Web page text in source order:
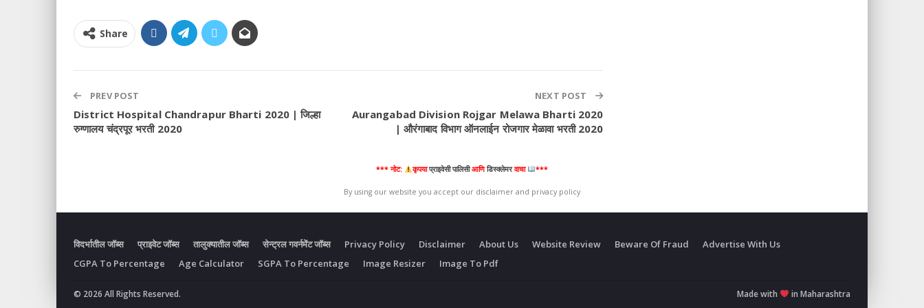
Share
PREV POST
District Hospital Chandrapur Bharti 2020 | जिल्हा
रुग्णालय चंद्रपूर भरती 2020
NEXT POST
Aurangabad Division Rojgar Melawa Bharti 2020
| औरंगाबाद विभाग ऑनलाईन रोजगार मेळावा भरती 2020
*** नोट: कृपयाप्राइवेसी पालिसीआणिडिस्क्लेमर वाचा ***
By using our website you accept our disclaimer and privacy policy
विदर्भातील जॉब्स प्राइवेट जॉब्स तालुक्यातील जॉब्स सेन्ट्रल गवर्नमेंट जॉब्स Privacy Policy Disclaimer About Us Website Review Beware Of Fraud
Advertise With Us
CGPA To Percentage
Age Calculator SGPA To Percentage Image Resizer Image To Pdf
© 2026 All Rights Reserved. Made with in Maharashtra